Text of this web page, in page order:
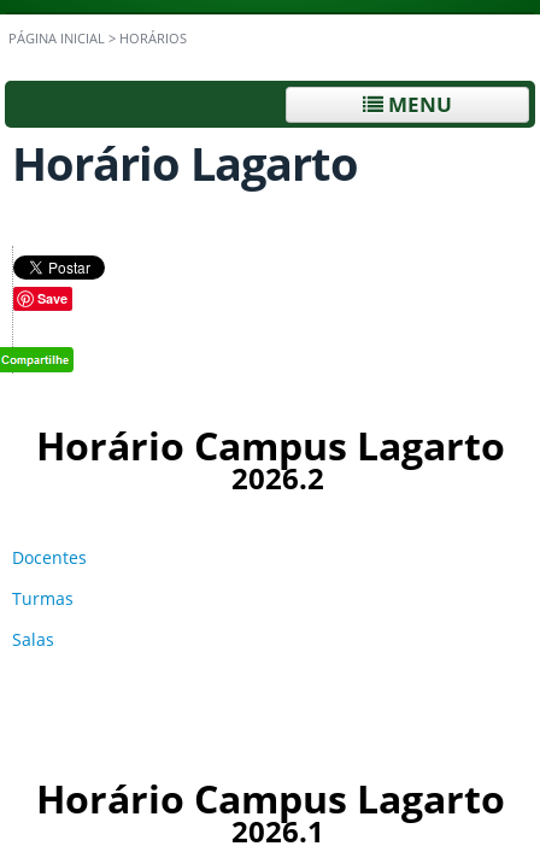
PÁGINA INICIAL > HORÁRIOS
MENU
Horário Lagarto
Save
Horário Campus Lagarto
2026.2
Docentes
Turmas
Salas
Horário Campus Lagarto
2026.1